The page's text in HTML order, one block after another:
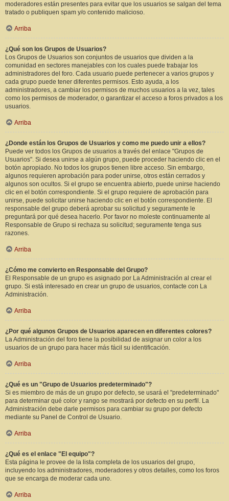
moderadores están presentes para evitar que los usuarios se salgan del tema
tratado o publiquen spam y/o contenido malicioso.
Arriba
¿Qué son los Grupos de Usuarios?
Los Grupos de Usuarios son conjuntos de usuarios que dividen a la
comunidad en sectores manejables con los cuales puede trabajar los
administradores del foro. Cada usuario puede pertenecer a varios grupos y
cada grupo puede tener diferentes permisos. Esto ayuda, a los
administradores, a cambiar los permisos de muchos usuarios a la vez, tales
como los permisos de moderador, o garantizar el acceso a foros privados a los
usuarios.
Arriba
¿Donde están los Grupos de Usuarios y como me puedo unir a ellos?
Puede ver todos los Grupos de usuarios a través del enlace "Grupos de
Usuarios". Si desea unirse a algún grupo, puede proceder haciendo clic en el
botón apropiado. No todos los grupos tienen libre acceso. Sin embargo,
algunos requieren aprobación para poder unirse, otros están cerrados y
algunos son ocultos. Si el grupo se encuentra abierto, puede unirse haciendo
clic en el botón correspondiente. Si el grupo requiere de aprobación para
unirse, puede solicitar unirse haciendo clic en el botón correspondiente. El
responsable del grupo deberá aprobar su solicitud y seguramente le
preguntará por qué desea hacerlo. Por favor no moleste continuamente al
Responsable de Grupo si rechaza su solicitud; seguramente tenga sus
razones.
Arriba
¿Cómo me convierto en Responsable del Grupo?
El Responsable de un grupo es asignado por La Administración al crear el
grupo. Si está interesado en crear un grupo de usuarios, contacte con La
Administración.
Arriba
¿Por qué algunos Grupos de Usuarios aparecen en diferentes colores?
La Administración del foro tiene la posibilidad de asignar un color a los
usuarios de un grupo para hacer más fácil su identificación.
Arriba
¿Qué es un "Grupo de Usuarios predeterminado"?
Si es miembro de más de un grupo por defecto, se usará el "predeterminado"
para determinar qué color y rango se mostrará por defecto en su perfil. La
Administración debe darle permisos para cambiar su grupo por defecto
mediante su Panel de Control de Usuario.
Arriba
¿Qué es el enlace "El equipo"?
Esta página le provee de la lista completa de los usuarios del grupo,
incluyendo los administradores, moderadores y otros detalles, como los foros
que se encarga de moderar cada uno.
Arriba